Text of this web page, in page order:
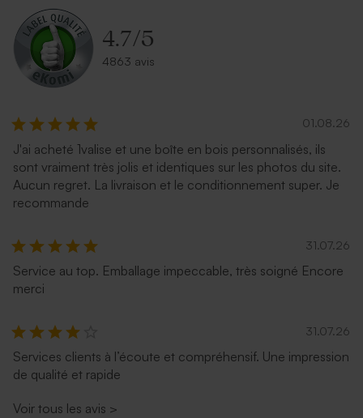
Enveloppe mariage
rectangulaire bleu nuit
Superbe enveloppe noire
Enveloppe rouge
4.7/5
4863 avis
01.08.26
J'ai acheté 1valise et une boîte en bois personnalisés, ils
sont vraiment très jolis et identiques sur les photos du site.
Aucun regret. La livraison et le conditionnement super. Je
recommande
31.07.26
Service au top. Emballage impeccable, très soigné Encore
merci
31.07.26
Services clients à l’écoute et compréhensif. Une impression
de qualité et rapide
Voir tous les avis >